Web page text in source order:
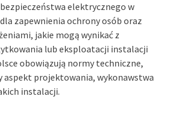
elektrycznego w
zapewnienia ochrony osób oraz
jakie mogą wynikać z
lub eksploatacji instalacji
obowiązują normy techniczne,
aspekt projektowania, wykonawstwa
instalacji.